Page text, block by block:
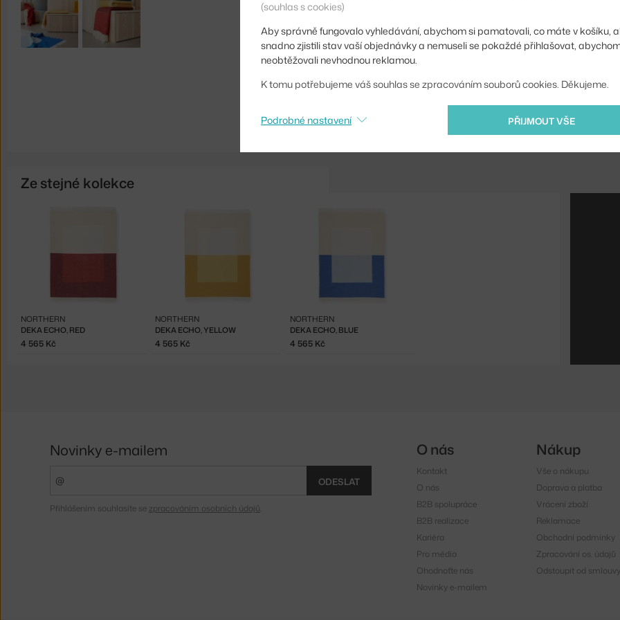
Materiál:
Shopping from the
Ze stejné kolekce
DEKA ECHO, RED
NORTHERN
4 565 Kč
DEKA ECHO, YELLOW
NORTHERN
4 565 Kč
DEKA ECHO, BLUE
NORTHERN
4 565 Kč
(souhlas s cookies)
Aby správně fungovalo vyhledávání, abychom si pamatovali, co máte v košíku,
snadno zjistili stav vaší objednávky a nemuseli se pokaždé přihlašovat,
neobtěžovali nevhodnou reklamou.
K tomu potřebujeme váš souhlas se zpracováním souborů cookies. Děkujeme.
PŘIJMOUT VŠE
Podrobné nastavení
Novinky e-mailem
ODESLAT
Přihlášením souhlasíte se zpracováním osobních údajů
O nás
Kontakt
O nás
B2B spolupráce
B2B realizace
Kariéra
Pro média
Ohodnoťte nás
Novinky e-mailem
Nákup
Vše o nákupu
Doprava a platba
Vrácení zboží
Reklamace
Obchodní podmínky
Zpracování os. údajů
Odstoupit od smlouvy